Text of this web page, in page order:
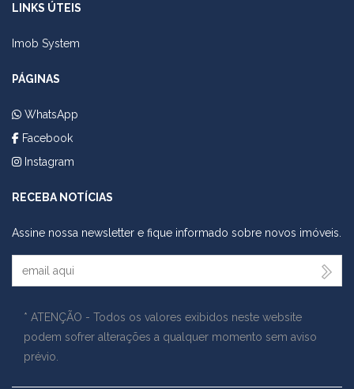
LINKS ÚTEIS
Imob System
PÁGINAS
WhatsApp
Facebook
Instagram
RECEBA NOTÍCIAS
Assine nossa newsletter e fique informado sobre novos imóveis.
Seu Email
* ATENÇÃO - Todos os valores exibidos neste website
podem sofrer alterações a qualquer momento sem aviso
prévio.